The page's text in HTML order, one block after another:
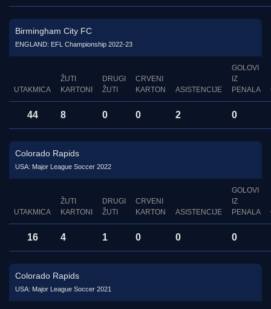
Birmingham City FC
ENGLAND: EFL Championship 2022-23
UTAKMICA
ŽUTI
KARTONI
DRUGI
ŽUTI
CRVENI
KARTON
ASISTENCIJE
GOLOVI
IZ
PENALA
44 8 0 0 2 0
Colorado Rapids
USA: Major League Soccer 2022
UTAKMICA
ŽUTI
KARTONI
DRUGI
ŽUTI
CRVENI
KARTON
ASISTENCIJE
GOLOVI
IZ
PENALA
16 4 1 0 0 0
Colorado Rapids
USA: Major League Soccer 2021